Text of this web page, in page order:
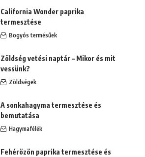
California Wonder paprika
termesztése
Bogyós termésűek
Zöldség vetési naptár – Mikor és mit
vessünk?
Zöldségek
A sonkahagyma termesztése és
bemutatása
Hagymafélék
Fehérözön paprika termesztése és